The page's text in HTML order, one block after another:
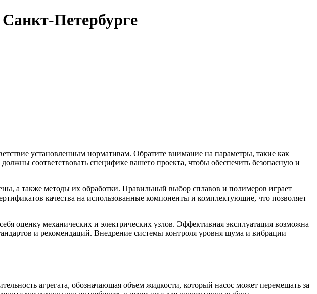
Санкт-Петербурге
установленным нормативам. Обратите внимание на параметры, такие как
соответствовать специфике вашего проекта, чтобы обеспечить безопасную и
а также методы их обработки. Правильный выбор сплавов и полимеров играет
качества на использованные компоненты и комплектующие, что позволяет
оценку механических и электрических узлов. Эффективная эксплуатация возможна
и рекомендаций. Внедрение системы контроля уровня шума и вибрации
агрегата, обозначающая объем жидкости, который насос может перемещать за